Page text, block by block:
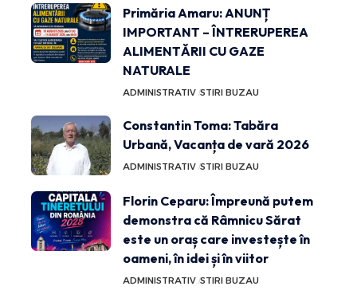
Primăria Amaru: ANUNȚ
IMPORTANT – ÎNTRERUPEREA
ALIMENTĂRII CU GAZE
NATURALE
ADMINISTRATIV STIRI BUZAU
Constantin Toma: Tabăra
Urbană, Vacanța de vară 2026
ADMINISTRATIV STIRI BUZAU
Florin Ceparu: Împreună putem
demonstra că Râmnicu Sărat
este un oraș care investește în
oameni, în idei și în viitor
ADMINISTRATIV STIRI BUZAU